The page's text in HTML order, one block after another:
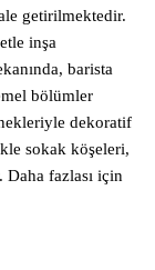
getirilmektedir.
inşa
barista
bölümler
dekoratif
sokak köşeleri,
Daha fazlası için